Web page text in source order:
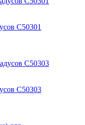
C50301
C50303